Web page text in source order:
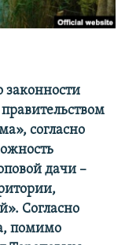
законности
согласно
дачи –
Согласно
помимо